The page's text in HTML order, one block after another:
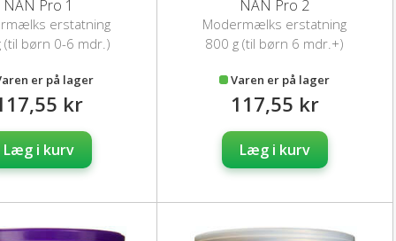
NAN Pro 1
erstatning
(til børn 0-6 mdr.)
er på lager
kr
Læg i kurv
NAN Pro 2
Modermælks erstatning
800 g (til børn 6 mdr.+)
Varen er på lager
117,55 kr
Læg i kurv